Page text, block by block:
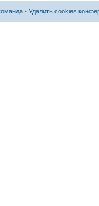
• Удалить cookies